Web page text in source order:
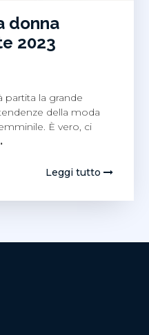
donna
2023
partita la grande
della moda
È vero, ci
Leggi tutto